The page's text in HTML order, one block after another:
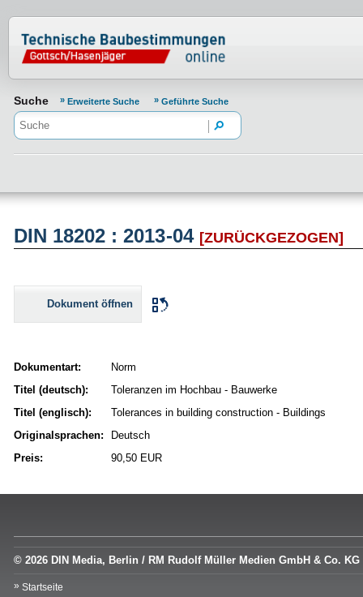
Normenportal Barrierefreiheit
Suche Erweiterte Suche Geführte Suche
DIN 18202 : 2013-04 [ZURÜCKGEZOGEN]
Dokument öffnen
Dokumentart:
Norm
Titel (deutsch):
Toleranzen im Hochbau - Bauwerke
Titel (englisch):
Tolerances in building construction - Buildings
Originalsprachen:
Deutsch
Preis:
90,50 EUR
© 2026 DIN Media, Berlin / RM Rudolf Müller Medien GmbH & Co. KG
Startseite